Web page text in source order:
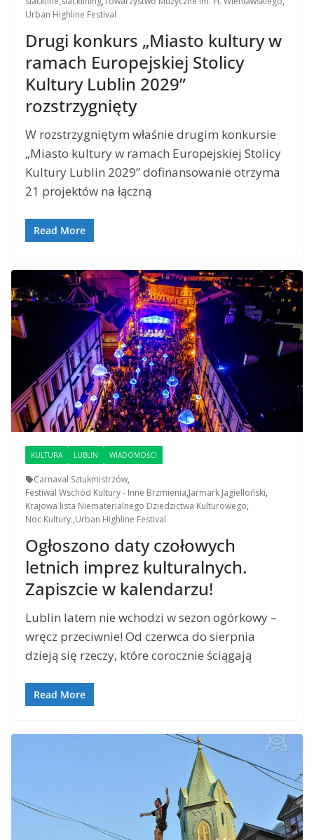
Urban Highline Festival
Drugi konkurs „Miasto kultury w
ramach Europejskiej Stolicy
Kultury Lublin 2029”
rozstrzygnięty
W rozstrzygniętym właśnie drugim konkursie
„Miasto kultury w ramach Europejskiej Stolicy
Kultury Lublin 2029” dofinansowanie otrzyma
21 projektów na łączną
Read More
KULTURA LUBLIN WIADOMOŚCI
Carnaval Sztukmistrzów,
Festiwal Wschód Kultury - Inne Brzmienia,Jarmark Jagielloński,
Krajowa lista Niematerialnego Dziedzictwa Kulturowego,
Noc Kultury.,Urban Highline Festival
Ogłoszono daty czołowych
letnich imprez kulturalnych.
Zapiszcie w kalendarzu!
Lublin latem nie wchodzi w sezon ogórkowy –
wręcz przeciwnie! Od czerwca do sierpnia
dzieją się rzeczy, które corocznie ściągają
Read More